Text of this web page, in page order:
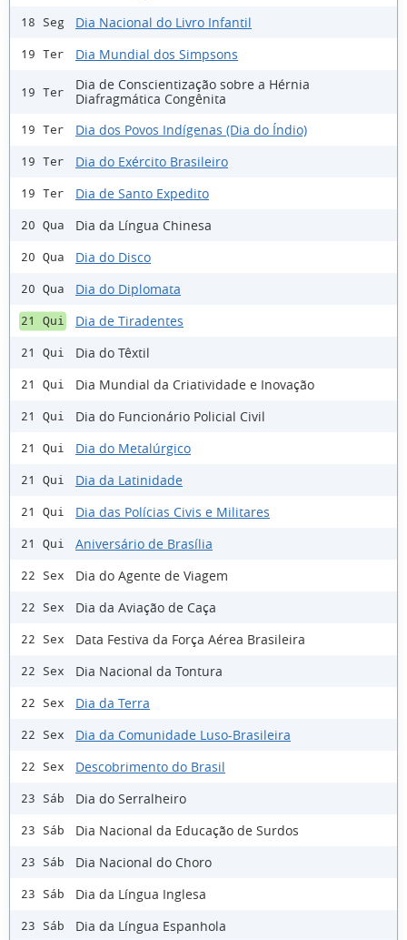
18 Seg Dia Nacional do Livro Infantil
19 Ter Dia Mundial dos Simpsons
19 Ter
Dia de Conscientização sobre a Hérnia
Diafragmática Congênita
19 Ter Dia dos Povos Indígenas (Dia do Índio)
19 Ter Dia do Exército Brasileiro
19 Ter Dia de Santo Expedito
20 Qua Dia da Língua Chinesa
20 Qua Dia do Disco
20 Qua Dia do Diplomata
21 Qui Dia de Tiradentes
21 Qui Dia do Têxtil
21 Qui Dia Mundial da Criatividade e Inovação
21 Qui Dia do Funcionário Policial Civil
21 Qui Dia do Metalúrgico
21 Qui Dia da Latinidade
21 Qui Dia das Polícias Civis e Militares
21 Qui Aniversário de Brasília
22 Sex Dia do Agente de Viagem
22 Sex Dia da Aviação de Caça
22 Sex Data Festiva da Força Aérea Brasileira
22 Sex Dia Nacional da Tontura
22 Sex Dia da Terra
22 Sex Dia da Comunidade Luso-Brasileira
22 Sex Descobrimento do Brasil
23 Sáb Dia do Serralheiro
23 Sáb Dia Nacional da Educação de Surdos
23 Sáb Dia Nacional do Choro
23 Sáb Dia da Língua Inglesa
23 Sáb Dia da Língua Espanhola